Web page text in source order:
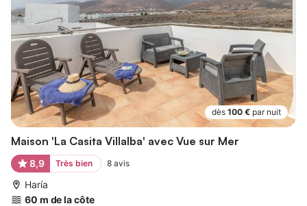
dès 100 € par nuit
Maison 'La Casita Villalba' avec Vue sur Mer
8,9 Très bien 8 avis
Haría
60 m de la côte